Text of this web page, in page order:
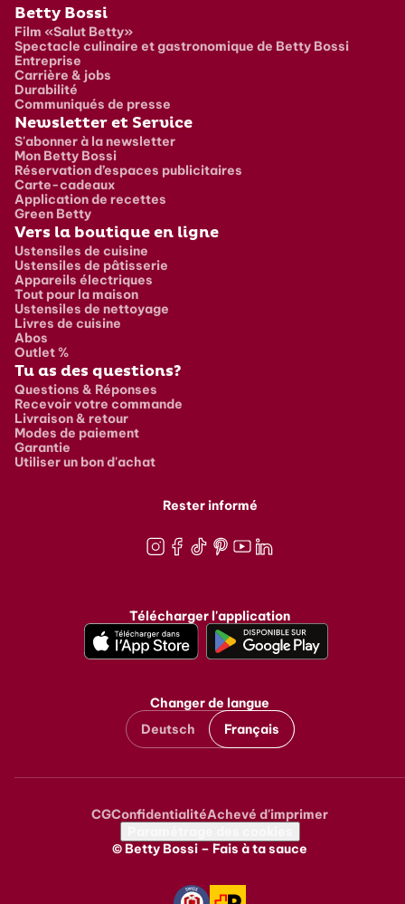
Pied de page
Betty Bossi
Film «Salut Betty»
Spectacle culinaire et gastronomique de Betty Bossi
Entreprise
Carrière & jobs
Durabilité
Communiqués de presse
Newsletter et Service
S'abonner à la newsletter
Mon Betty Bossi
Réservation d’espaces publicitaires
Carte-cadeaux
Application de recettes
Green Betty
Vers la boutique en ligne
Ustensiles de cuisine
Ustensiles de pâtisserie
Appareils électriques
Tout pour la maison
Ustensiles de nettoyage
Livres de cuisine
Abos
Outlet %
Tu as des questions?
Questions & Réponses
Recevoir votre commande
Livraison & retour
Modes de paiement
Garantie
Utiliser un bon d'achat
Rester informé
Télécharger l'application
Changer de langue
Deutsch
Français
Metanavigation
CGConfidentialitéAchevé d'imprimer
© Betty Bossi – Fais à ta sauce